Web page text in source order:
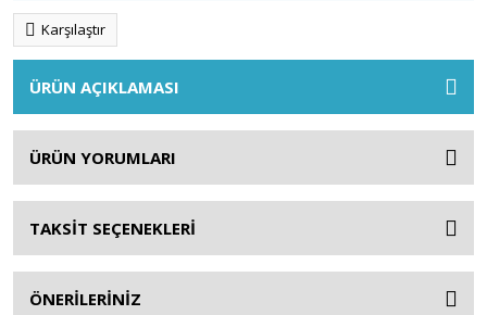
Karşılaştır
ÜRÜN AÇIKLAMASI
ÜRÜN YORUMLARI
TAKSİT SEÇENEKLERİ
ÖNERİLERİNİZ